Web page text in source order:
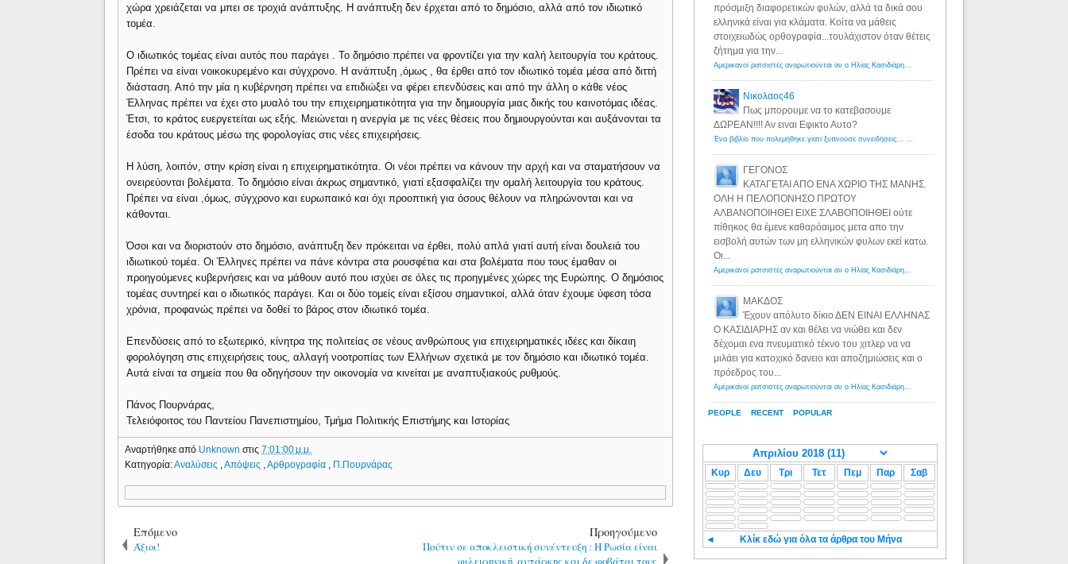
χώρα χρειάζεται να μπει σε τροχιά ανάπτυξης. Η ανάπτυξη δεν έρχεται από το δημόσιο, αλλά από τον ιδιωτικό
τομέα.
Ο ιδιωτικός τομέας είναι αυτός που παράγει . Το δημόσιο πρέπει να φροντίζει για την καλή λειτουργία του κράτους.
Πρέπει να είναι νοικοκυρεμένο και σύγχρονο. Η ανάπτυξη ,όμως , θα έρθει από τον ιδιωτικό τομέα μέσα από διττή
διάσταση. Από την μία η κυβέρνηση πρέπει να επιδιώξει να φέρει επενδύσεις και από την άλλη ο κάθε νέος
Έλληνας πρέπει να έχει στο μυαλό του την επιχειρηματικότητα για την δημιουργία μιας δικής του καινοτόμας ιδέας.
Έτσι, το κράτος ευεργετείται ως εξής. Μειώνεται η ανεργία με τις νέες θέσεις που δημιουργούνται και αυξάνονται τα
έσοδα του κράτους μέσω της φορολογίας στις νέες επιχειρήσεις.
Η λύση, λοιπόν, στην κρίση είναι η επιχειρηματικότητα. Οι νέοι πρέπει να κάνουν την αρχή και να σταματήσουν να
ονειρεύονται βολέματα. Το δημόσιο είναι άκρως σημαντικό, γιατί εξασφαλίζει την ομαλή λειτουργία του κράτους.
Πρέπει να είναι ,όμως, σύγχρονο και ευρωπαικό και όχι προοπτική για όσους θέλουν να πληρώνονται και να
κάθονται.
Όσοι και να διοριστούν στο δημόσιο, ανάπτυξη δεν πρόκειται να έρθει, πολύ απλά γιατί αυτή είναι δουλειά του
ιδιωτικού τομέα. Οι Έλληνες πρέπει να πάνε κόντρα στα ρουσφέτια και στα βολέματα που τους έμαθαν οι
προηγούμενες κυβερνήσεις και να μάθουν αυτό που ισχύει σε όλες τις προηγμένες χώρες της Ευρώπης. Ο δημόσιος
τομέας συντηρεί και ο ιδιωτικός παράγει. Και οι δύο τομείς είναι εξίσου σημαντικοί, αλλά όταν έχουμε ύφεση τόσα
χρόνια, προφανώς πρέπει να δοθεί το βάρος στον ιδιωτικό τομέα.
Επενδύσεις από το εξωτερικό, κίνητρα της πολιτείας σε νέους ανθρώπους για επιχειρηματικές ιδέες και δίκαιη
φορολόγηση στις επιχειρήσεις τους, αλλαγή νοοτροπίας των Ελλήνων σχετικά με τον δημόσιο και ιδιωτικό τομέα.
Αυτά είναι τα σημεία που θα οδηγήσουν την οικονομία να κινείται με αναπτυξιακούς ρυθμούς.
Πάνος Πουρνάρας,
Τελειόφοιτος του Παντείου Πανεπιστημίου, Τμήμα Πολιτικής Επιστήμης και Ιστορίας
Αναρτήθηκε από Unknownστις7:01:00 μ.μ.
Κατηγορία:Αναλύσεις ,Απόψεις ,Αρθρογραφία Π.Πουρνάρας
Επόμενο
Άξιοι!
Προηγούμενο
Πούτιν σε αποκλειστική συνέντευξη : H Ρωσία είναι
φιλειρηνική, αυτάρκης και δε φοβάται τους
PEOPLE RECENT POPULAR
πρόσμιξη διαφορετικών φυλών, αλλά τα δικά σου
ελληνικά είναι για κλάματα. Κοίτα να μάθεις
στοιχειωδώς ορθογραφία...τουλάχιστον όταν θέτεις
ζήτημα για την...
Αμερικανοί ρατσιστές αναρωτιούνται αν ο Ηλίας Κασιδιάρης ανήκει στη λευκή φυλή... - Λόγιος Ερμής
Νικολαος46
Πως μπορουμε να το κατεβασουμε
ΔΩΡΕΑΝ!!!! Αν ειναι Εφικτο Αυτο?
Ένα βιβλίο που πολεμήθηκε γιατί ξυπνούσε συνειδήσεις... - Λόγιος Ερμής | Η γνώση ξεκινάει με την αναζήτηση...
ΓΕΓΟΝΟΣ
ΚΑΤΑΓΕΤΑΙ ΑΠΟ ΕΝΑ ΧΩΡΙΟ ΤΗΣ ΜΑΝΗΣ.
ΟΛΗ Η ΠΕΛΟΠΟΝΗΣΟ ΠΡΩΤΟΥ
ΑΛΒΑΝΟΠΟΙΗΘΕΙ ΕΙΧΕ ΣΛΑΒΟΠΟΙΗΘΕΙ ούτε
πίθηκος θα έμενε καθαρόαιμος μετα απο την
εισβολή αυτών των μη ελληνικών φυλων εκεί κατω.
Οι...
Αμερικανοί ρατσιστές αναρωτιούνται αν ο Ηλίας Κασιδιάρης ανήκει στη λευκή φυλή... - Λόγιος Ερμής
ΜΑΚΔΟΣ
Έχουν απόλυτο δίκιο ΔΕΝ ΕΙΝΑΙ ΕΛΛΗΝΑΣ
Ο ΚΑΣΙΔΙΑΡΗΣ αν και θέλει να νιώθει και δεν
δέχομαι ενα πνευματικό τέκνο του χιτλερ να να
μιλάει για κατοχικό δανειο και αποζημιώσεις και ο
πρόεδρος του...
Αμερικανοί ρατσιστές αναρωτιούνται αν ο Ηλίας Κασιδιάρης ανήκει στη λευκή φυλή... - Λόγιος Ερμής
Κυρ Δευ Τρι Τετ Πεμ Παρ Σαβ
◄ Κλίκ εδώ για όλα τα άρθρα του Μήνα